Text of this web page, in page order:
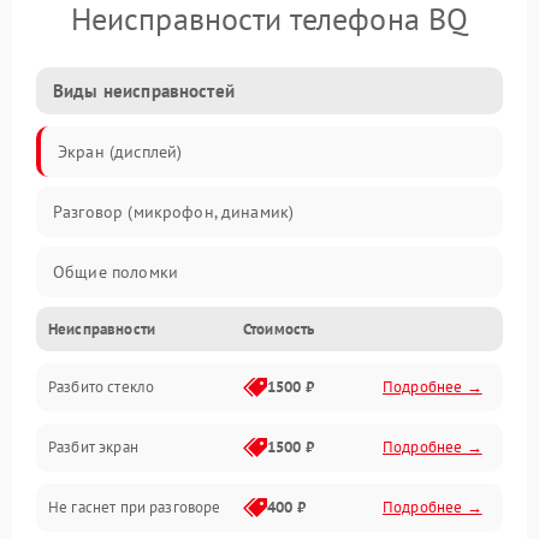
Неисправности телефона BQ
Виды неисправностей
Экран (дисплей)
Разговор (микрофон, динамик)
Общие поломки
Проблемы связи
Камеры
Проблемы с дисплеем и сенсором
Зарядка
Неисправности Стоимость
Разбито стекло 1500 ₽ Подробнее →
Разбит экран 1500 ₽ Подробнее →
Не гаснет при разговоре 400 ₽ Подробнее →